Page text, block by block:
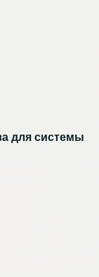
для системы